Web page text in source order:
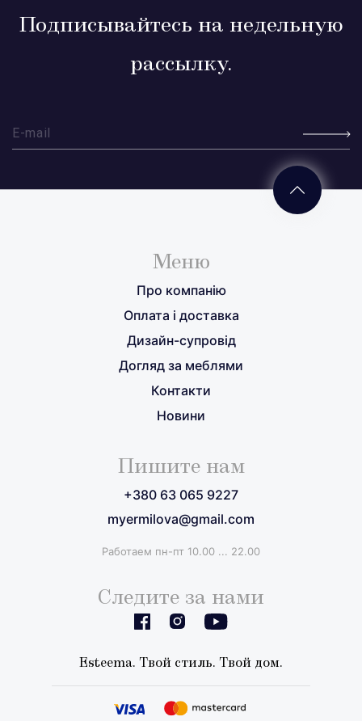
Подписывайтесь на недельную
рассылку.
+380 63 065 9227
Меню
Про компанію
Оплата і доставка
Дизайн-супровід
Догляд за меблями
Контакти
Новини
Пишите нам
+380 63 065 9227
myermilova@gmail.com
Работаем пн-пт 10.00 ... 22.00
Следите за нами
Esteema. Твой стиль. Твой дом.